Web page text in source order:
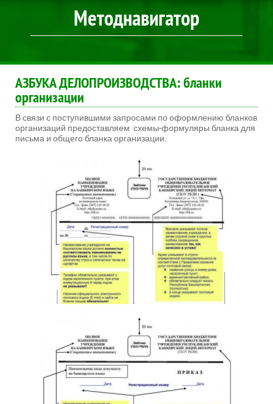
Методнавигатор
АЗБУКА ДЕЛОПРОИЗВОДСТВА: бланки
организации
В связи с поступившими запросами по оформлению бланков
организаций предоставляем схемы-формуляры бланка для
письма и общего бланка организации.